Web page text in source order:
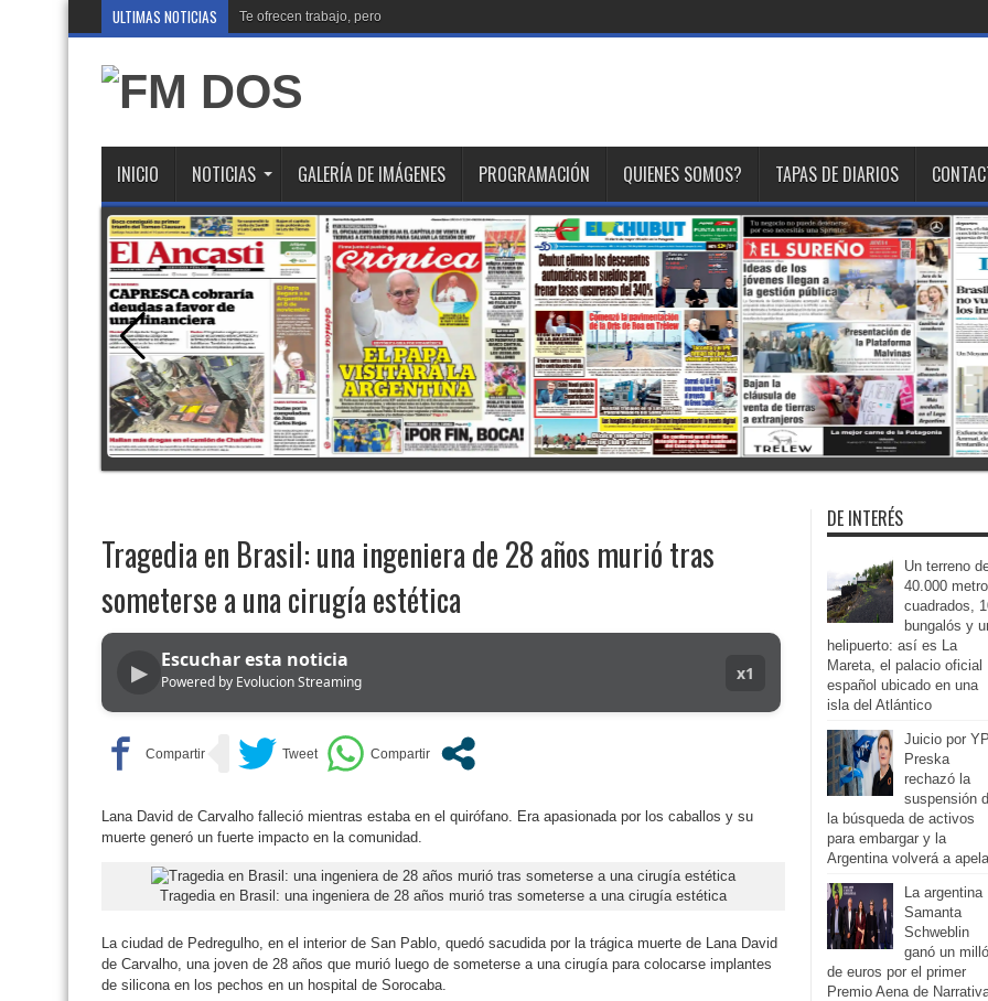
ULTIMAS NOTICIAS Te ofrecen trabajo, pero es un engaño: así son
INICIO NOTICIAS GALERÍA DE IMÁGENES PROGRAMACIÓN QUIENES SOMOS? TAPAS DE DIARIOS
Tragedia en Brasil: una ingeniera de 28 años murió tras
someterse a una cirugía estética
▶
Escuchar esta noticia
Powered by Evolucion Streaming x1
Lana David de Carvalho falleció mientras estaba en el quirófano. Era apasionada por los caballos y su
muerte generó un fuerte impacto en la comunidad.
Tragedia en Brasil: una ingeniera de 28 años murió tras someterse a una cirugía estética
La ciudad de Pedregulho, en el interior de San Pablo, quedó sacudida por la trágica muerte de Lana David
de Carvalho, una joven de 28 años que murió luego de someterse a una cirugía para colocarse implantes
de silicona en los pechos en un hospital de Sorocaba.
DE INTERÉS
Un terreno
40.000
cuadrados,
bungalós y
helipuerto: así es La
Mareta, el palacio oficial
español ubicado en una
isla del Atlántico
Juicio por
Preska
rechazó la
suspensión
la búsqueda de activos
para embargar y la
Argentina volverá a
La argentina
Samanta
Schweblin
ganó un
de euros por el primer
Premio Aena de